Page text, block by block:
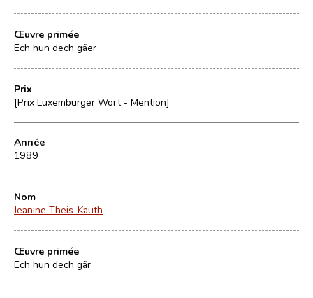
Œuvre primée
Ech hun dech gäer
Prix
[Prix Luxemburger Wort - Mention]
Année
1989
Nom
Jeanine Theis-Kauth
Œuvre primée
Ech hun dech gär